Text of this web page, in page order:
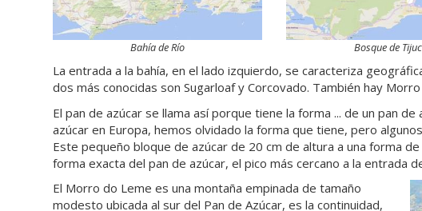
Bahía de Río Bosque de
La entrada a la bahía, en el lado izquierdo, se caracteriza
dos más conocidas son Sugarloaf y Corcovado. También hay
El pan de azúcar se llama así porque tiene la forma ... de un pan
azúcar en Europa, hemos olvidado la forma que tiene, pero
Este pequeño bloque de azúcar de 20 cm de altura a una forma
forma exacta del pan de azúcar, el pico más cercano a la entrada
El Morro do Leme es una montaña empinada de tamaño
modesto ubicada al sur del Pan de Azúcar, es la continuidad,